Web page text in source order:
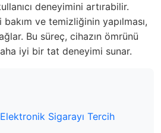
deneyimini artırabilir.
bakım ve temizliğinin yapılması,
Bu süreç, cihazın ömrünü
iyi bir tat deneyimi sunar.
Sigarayı Tercih